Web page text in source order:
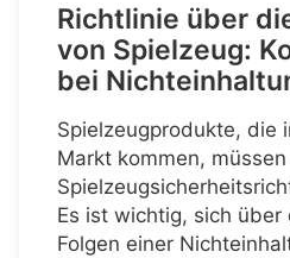
Richtlinie über
von Spielzeug:
bei
Spielzeugprodukte, die
Markt kommen,
Es ist wichtig, sich über
Folgen einer